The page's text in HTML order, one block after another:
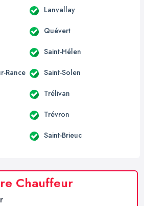
Lanvallay
Quévert
Saint-Hélen
Rance Saint-Solen
Trélivan
Trévron
Saint-Brieuc
Chauffeur